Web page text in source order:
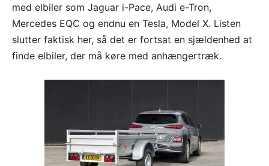
med elbiler som Jaguar i-Pace, Audi e-Tron,
Mercedes EQC og endnu en Tesla, Model X. Listen
slutter faktisk her, så det er fortsat en sjældenhed at
finde elbiler, der må køre med anhængertræk.